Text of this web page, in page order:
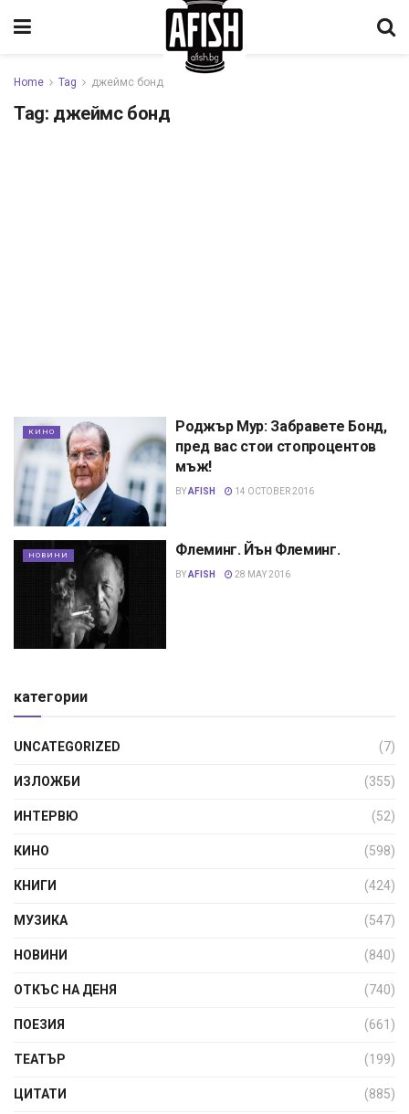
Home Tag джеймс бонд
Tag: джеймс бонд
КИНО
Роджър Мур: Забравете Бонд,
пред вас стои стопроцентов
мъж!
BYAFISH 14 OCTOBER 2016
НОВИНИ Флеминг. Йън Флеминг.
BYAFISH 28 MAY 2016
категории
UNCATEGORIZED (7)
ИЗЛОЖБИ (355)
ИНТЕРВЮ (52)
КИНО (598)
КНИГИ (424)
МУЗИКА (547)
НОВИНИ (840)
ОТКЪС НА ДЕНЯ (740)
ПОЕЗИЯ (661)
ТЕАТЪР (199)
ЦИТАТИ (885)